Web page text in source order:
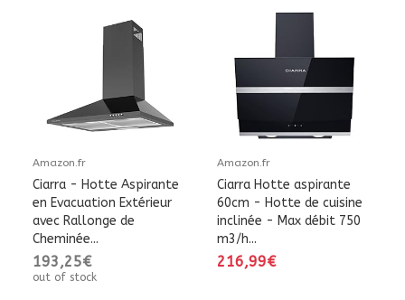
Amazon.fr
Ciarra - Hotte Aspirante
en Evacuation Extérieur
avec Rallonge de
Cheminée...
193,25€
out of stock
Amazon.fr
Ciarra Hotte aspirante
60cm - Hotte de cuisine
inclinée - Max débit 750
m3/h...
216,99€